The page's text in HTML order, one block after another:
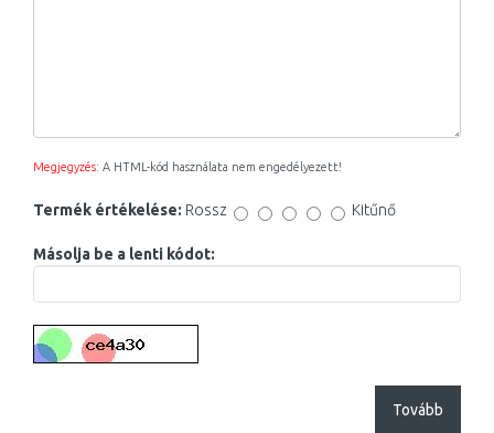
Megjegyzés: A HTML-kód használata nem engedélyezett!
Termék értékelése: Rossz Kitűnő
Másolja be a lenti kódot:
Tovább